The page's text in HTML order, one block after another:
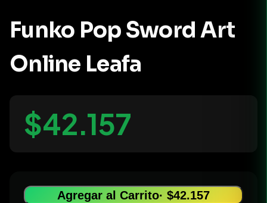
Funko Pop Sword Art
Online Leafa
$42.157
Agregar al Carrito· $42.157